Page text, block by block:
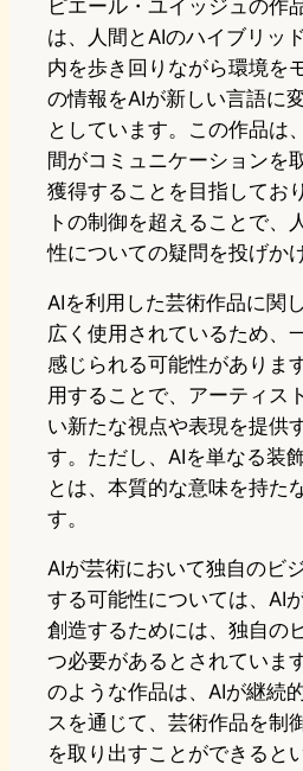
o
d
o
n
s
k
y
ピエール・ユイッジュの作
は、人間とAIのハイブリッ
内を歩き回りながら環境を
の情報をAIが新しい言語に
としています。この作品は
間がコミュニケーションを
獲得することを目指してお
トの制御を超えることで、
性についての疑問を投げか
AIを利用した芸術作品に関
広く使用されているため、
感じられる可能性がありま
用することで、アーティス
い新たな視点や表現を提供
す。ただし、AIを単なる装
とは、本質的な意味を持た
す。
AIが芸術において独自のビ
する可能性については、AI
創造するためには、独自の
つ必要があるとされていま
のような作品は、AIが継続
スを通じて、芸術作品を制
を取り出すことができると